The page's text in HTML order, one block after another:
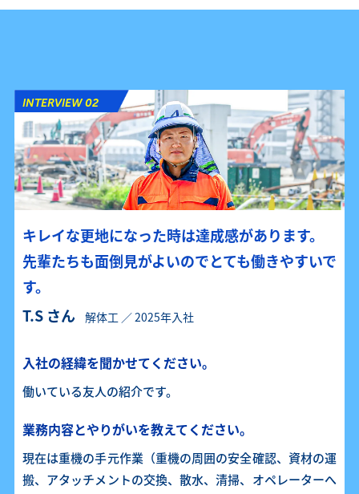
INTERVIEW 02
キレイな更地になった時は達成感があります。
先輩たちも面倒見がよいのでとても働きやすいで
す。
T.S さん
解体工 ／ 2025年入社
入社の経緯を聞かせてください。
働いている友人の紹介です。
業務内容とやりがいを教えてください。
現在は重機の手元作業（重機の周囲の安全確認、資材の運
搬、アタッチメントの交換、散水、清掃、オペレーターへ